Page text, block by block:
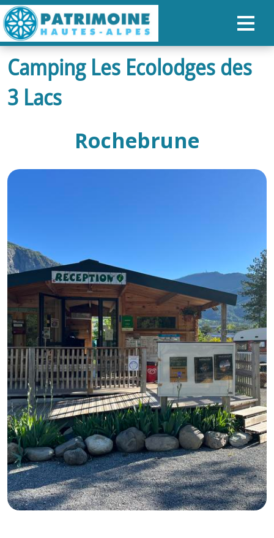
ACCUEIL
CARTE
RANDONNÉES
FR
IT
Camping Les Ecolodges des
3 Lacs
Rochebrune